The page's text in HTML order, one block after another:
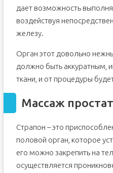
дает возможность
воздействуя
железу.
Орган этот довольно
должно быть аккуратным,
ткани, и от процедуры
Массаж
Страпон – это
половой орган, которое
его можно закрепить на
осуществляется